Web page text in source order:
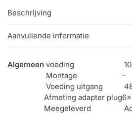
Beschrijving
Aanvullende informatie
Algemeen voeding
Montage
–
Voeding uitgang
Afmeting adapter plug
Meegeleverd